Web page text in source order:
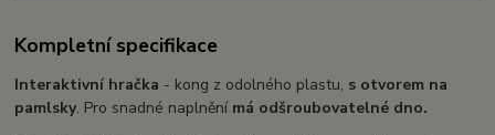
Kompletní specifikace
Interaktivní hračka - kong z odolného plastu, s otvorem na
pamlsky. Pro snadné naplnění má odšroubovatelné dno.